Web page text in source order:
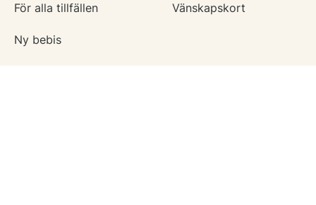
För alla tillfällen Vänskapskort
Ny bebis